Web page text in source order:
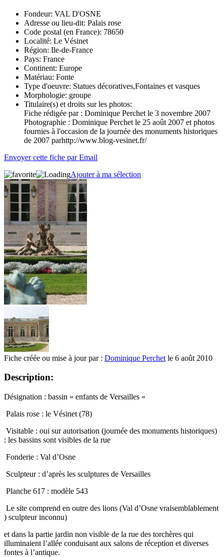
Fondeur: VAL D'OSNE
Adresse ou lieu-dit: Palais rose
Code postal (en France): 78650
Localité: Le Vésinet
Région: Ile-de-France
Pays: France
Continent: Europe
Matériau: Fonte
Type d'oeuvre: Statues décoratives,Fontaines et vasques
Morphologie: groupe
Titulaire(s) et droits sur les photos:
Fiche rédigée par : Dominique Perchet le 3 novembre 2007
Photographie : Dominique Perchet le 25 août 2007 et photos
fournies à l'occasion de la journée des monuments historiques
de 2007 parhttp://www.blog-vesinet.fr/
Envoyer cette fiche par Email
Ajouter à ma sélection
Fiche créée ou mise à jour par : Dominique Perchet le 6 août 2010
Description:
Désignation : bassin « enfants de Versailles »
Palais rose : le Vésinet (78)
Visitable : oui sur autorisation (journée des monuments historiques)
: les bassins sont visibles de la rue
Fonderie : Val d’Osne
Sculpteur : d’après les sculptures de Versailles
Planche 617 : modèle 543
Le site comprend en outre des lions (Val d’Osne vraisemblablement
) sculpteur inconnu)
et dans la partie jardin non visible de la rue des torchères qui
illuminaient l’allée conduisant aux salons de réception et diverses
fontes à l’antique.